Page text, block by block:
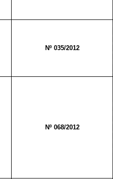
Nº 035/2012
Nº 068/2012